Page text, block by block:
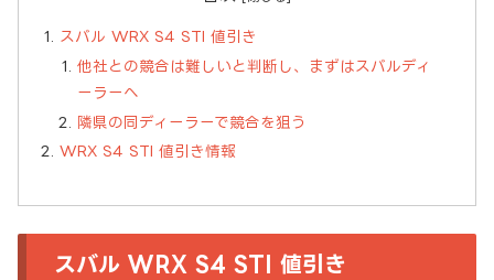
スバル WRX S4 STI 値引き
他社との競合は難しいと判断し、まずはスバルディ
ーラーへ
隣県の同ディーラーで競合を狙う
WRX S4 STI 値引き情報
スバル WRX S4 STI 値引き